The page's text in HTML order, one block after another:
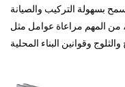
من المهم مراعاة عوامل مثل